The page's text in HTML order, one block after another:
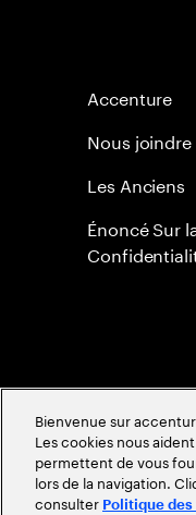
Accenture
Nous joindre
Les Anciens
Énoncé Sur
Bienvenue sur
Les cookies nous
permettent de vous
lors de la navigation.
consulter Politique